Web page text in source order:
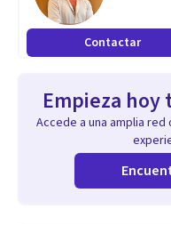
Contactar
Empieza
Accede a una amplia